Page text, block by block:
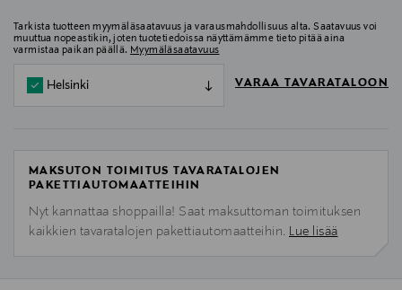
Tarkista tuotteen myymäläsaatavuus ja varausmahdollisuus alta. Saatavuus voi
muuttua nopeastikin, joten tuotetiedoissa näyttämämme tieto pitää aina
varmistaa paikan päällä. Myymäläsaatavuus
Helsinki VARAA TAVARATALOON
MAKSUTON TOIMITUS TAVARATALOJEN
PAKETTIAUTOMAATTEIHIN
Nyt kannattaa shoppailla! Saat maksuttoman toimituksen
kaikkien tavaratalojen pakettiautomaatteihin. Lue lisää